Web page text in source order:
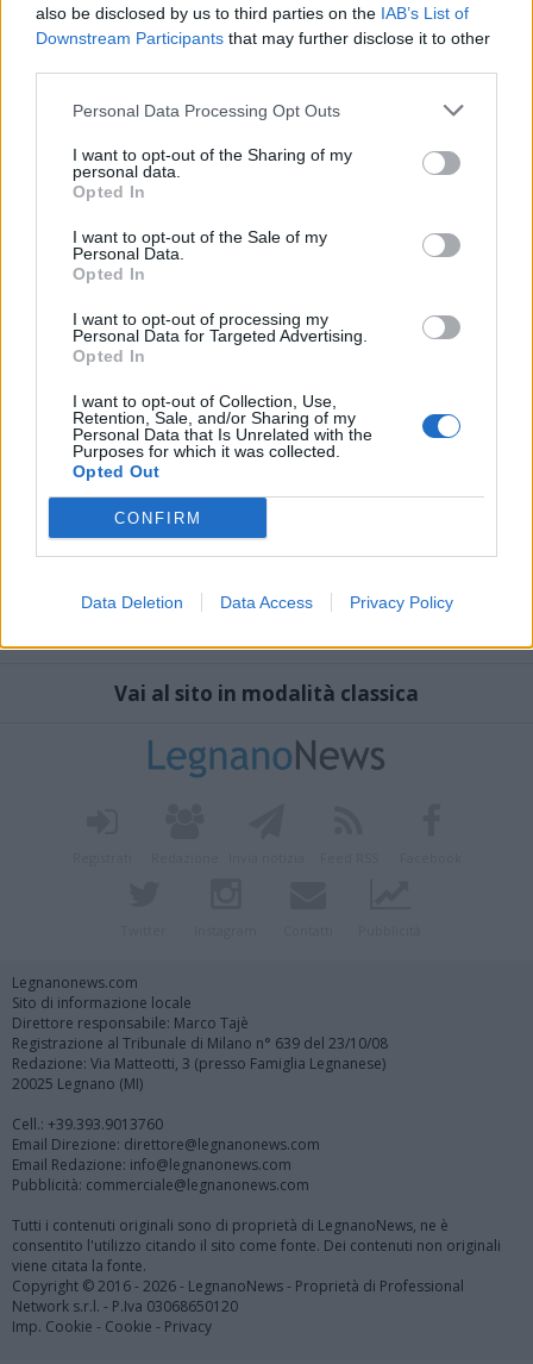
also be disclosed by us to third parties on the IAB’s List of
Downstream Participants that may further disclose it to other
Personal Data Processing Opt Outs
I want to opt-out of the Sharing of my
personal data.
Opted In
I want to opt-out of the Sale of my
Personal Data.
Opted In
I want to opt-out of processing my
Personal Data for Targeted Advertising.
Opted In
I want to opt-out of Collection, Use,
Retention, Sale, and/or Sharing of my
Personal Data that Is Unrelated with the
Purposes for which it was collected.
Opted Out
CONFIRM
Data Deletion Data Access Privacy Policy
articolo.
L'email è richiesta ma non verrà mostrata ai visitatori. Il contenuto di questo
commento esprime il pensiero dell'autore e non rappresenta la linea editoriale
di VareseNews.it, che rimane autonoma e indipendente. I messaggi inclusi nei
commenti non sono testi giornalistici, ma post inviati dai singoli lettori che
Vai al sito in modalità classica
Legnanonews.com
Sito di informazione locale
Direttore responsabile: Marco Tajè
Registrazione al Tribunale di Milano n° 639 del 23/10/08
Redazione: Via Matteotti, 3 (presso Famiglia Legnanese)
20025 Legnano (MI)
Cell.: +39.393.9013760
Email Direzione: direttore@legnanonews.com
Email Redazione: info@legnanonews.com
Pubblicità: commerciale@legnanonews.com
Tutti i contenuti originali sono di proprietà di LegnanoNews, ne è
consentito l'utilizzo citando il sito come fonte. Dei contenuti non originali
viene citata la fonte.
Copyright © 2016 - 2026 - LegnanoNews - Proprietà di Professional
Network s.r.l. - P.Iva 03068650120
Imp. Cookie - Cookie - Privacy